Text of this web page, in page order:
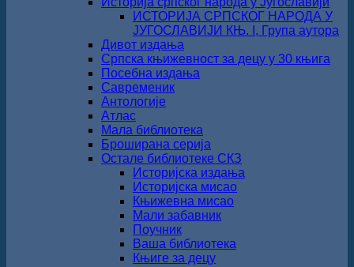
ИСТОРИЈА СРПСКОГ НАРОДА У
ЈУГОСЛАВИЈИ КЊ. I, Група аутора
Дивот издања
Српска књижевност за децу у 30 књига
Посебна издања
Савременик
Антологије
Атлас
Мала библиотека
Броширана серија
Остале библиотеке СКЗ
Историјска издања
Историјска мисао
Књижевна мисао
Мали забавник
Поучник
Ваша библиотека
Књиге за децу